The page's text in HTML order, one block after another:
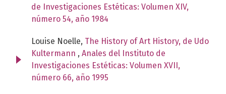
de Investigaciones Estéticas: Volumen XIV,
número 54, año 1984
Louise Noelle, The History of Art History, de Udo
Kultermann , Anales del Instituto de
Investigaciones Estéticas: Volumen XVII,
número 66, año 1995